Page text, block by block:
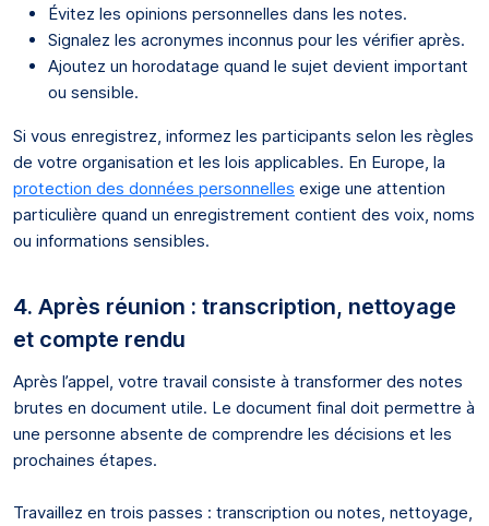
Évitez les opinions personnelles dans les notes.
Signalez les acronymes inconnus pour les vérifier après.
Ajoutez un horodatage quand le sujet devient important
ou sensible.
Si vous enregistrez, informez les participants selon les règles
de votre organisation et les lois applicables. En Europe, la
protection des données personnelles exige une attention
particulière quand un enregistrement contient des voix, noms
ou informations sensibles.
4. Après réunion : transcription, nettoyage
et compte rendu
Après l’appel, votre travail consiste à transformer des notes
brutes en document utile. Le document final doit permettre à
une personne absente de comprendre les décisions et les
prochaines étapes.
Travaillez en trois passes : transcription ou notes, nettoyage,